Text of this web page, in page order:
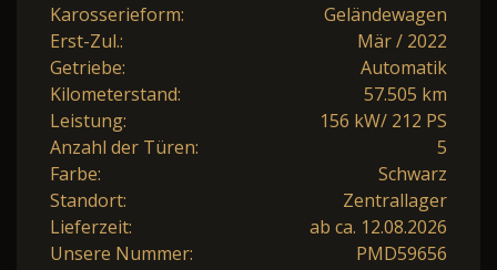
Karosserieform:
Geländewagen
Erst-Zul.:
Mär / 2022
Getriebe:
Automatik
Kilometerstand:
57.505 km
Leistung:
156 kW/ 212 PS
Anzahl der Türen:
5
Farbe:
Schwarz
Standort:
Zentrallager
Lieferzeit:
ab ca. 12.08.2026
Unsere Nummer:
PMD59656